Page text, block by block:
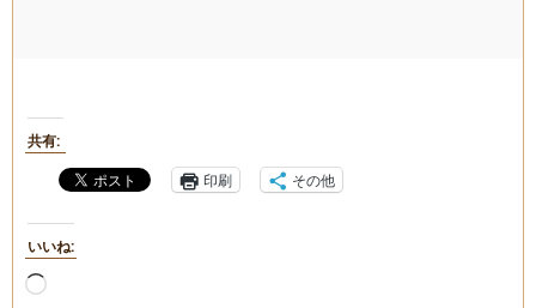
共有:
印刷
その他
いいね:
読